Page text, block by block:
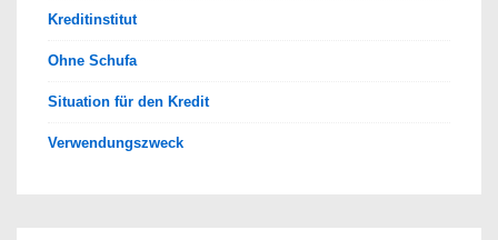
Kreditinstitut
Ohne Schufa
Situation für den Kredit
Verwendungszweck